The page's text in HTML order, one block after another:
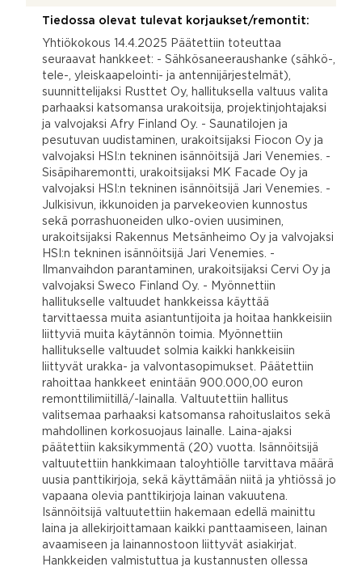
Tiedossa olevat tulevat korjaukset/remontit:
Yhtiökokous 14.4.2025 Päätettiin toteuttaa
seuraavat hankkeet: - Sähkösaneeraushanke (sähkö-,
tele-, yleiskaapelointi- ja antennijärjestelmät),
suunnittelijaksi Rusttet Oy, hallituksella valtuus valita
parhaaksi katsomansa urakoitsija, projektinjohtajaksi
ja valvojaksi Afry Finland Oy. - Saunatilojen ja
pesutuvan uudistaminen, urakoitsijaksi Fiocon Oy ja
valvojaksi HSI:n tekninen isännöitsijä Jari Venemies. -
Sisäpiharemontti, urakoitsijaksi MK Facade Oy ja
valvojaksi HSI:n tekninen isännöitsijä Jari Venemies. -
Julkisivun, ikkunoiden ja parvekeovien kunnostus
sekä porrashuoneiden ulko-ovien uusiminen,
urakoitsijaksi Rakennus Metsänheimo Oy ja valvojaksi
HSI:n tekninen isännöitsijä Jari Venemies. -
Ilmanvaihdon parantaminen, urakoitsijaksi Cervi Oy ja
valvojaksi Sweco Finland Oy. - Myönnettiin
hallitukselle valtuudet hankkeissa käyttää
tarvittaessa muita asiantuntijoita ja hoitaa hankkeisiin
liittyviä muita käytännön toimia. Myönnettiin
hallitukselle valtuudet solmia kaikki hankkeisiin
liittyvät urakka- ja valvontasopimukset. Päätettiin
rahoittaa hankkeet enintään 900.000,00 euron
remonttilimiitillä/-lainalla. Valtuutettiin hallitus
valitsemaa parhaaksi katsomansa rahoituslaitos sekä
mahdollinen korkosuojaus lainalle. Laina-ajaksi
päätettiin kaksikymmentä (20) vuotta. Isännöitsijä
valtuutettiin hankkimaan taloyhtiölle tarvittava määrä
uusia panttikirjoja, sekä käyttämään niitä ja yhtiössä jo
vapaana olevia panttikirjoja lainan vakuutena.
Isännöitsijä valtuutettiin hakemaan edellä mainittu
laina ja allekirjoittamaan kaikki panttaamiseen, lainan
avaamiseen ja lainannostoon liittyvät asiakirjat.
Hankkeiden valmistuttua ja kustannusten ollessa